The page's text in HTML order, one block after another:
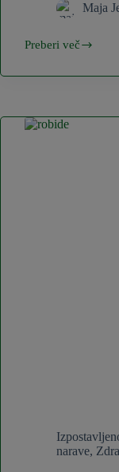
Maja
Preberi več
Osvežilni
iz
narave,